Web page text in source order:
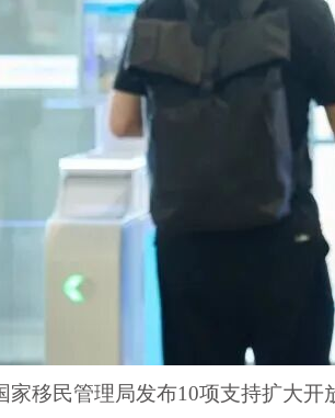
家移民管理局发布10项支持扩大